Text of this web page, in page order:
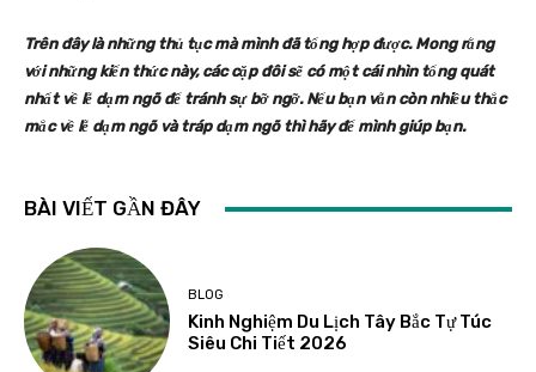
Trên đây là những thủ tục mà mình đã tổng hợp được. Mong rằng
với những kiến thức này, các cặp đôi sẽ có một cái nhìn tổng quát
nhất về lễ dạm ngõ để tránh sự bỡ ngỡ. Nếu bạn vẫn còn nhiều thắc
mắc về lễ dạm ngõ và tráp dạm ngõ thì hãy để mình giúp bạn.
BÀI VIẾT GẦN ĐÂY
BLOG
Kinh Nghiệm Du Lịch Tây Bắc Tự Túc
Siêu Chi Tiết 2026